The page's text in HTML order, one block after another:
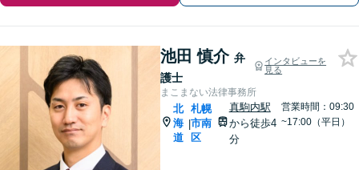
池田 慎介 弁
護士
インタビューを
見る
まこまない法律事務所
北
海
道
|
札幌
市南
区
真駒内駅
から徒歩4
分
営業時間：09:30
~17:00（平日）